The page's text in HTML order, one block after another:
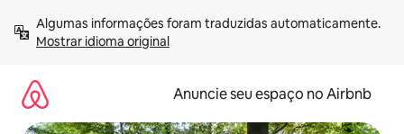
para
Mostrar idioma original
Anuncie seu espaço no Airbnb